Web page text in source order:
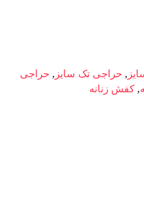
, حراجی تک سایز , حراجی
,کفش زنانه